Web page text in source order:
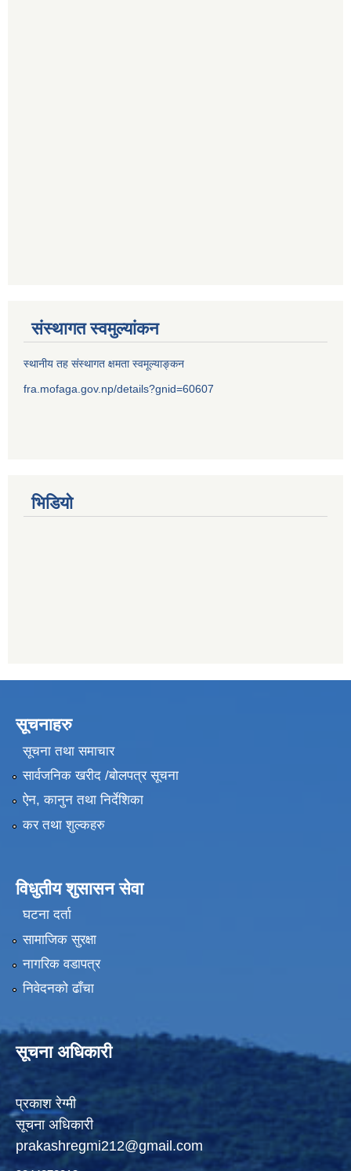
संस्थागत स्वमुल्यांकन
स्थानीय तह संस्थागत क्षमता स्वमूल्याङ्कन
fra.mofaga.gov.np/details?gnid=60607
भिडियो
सूचनाहरु
सूचना तथा समाचार
सार्वजनिक खरीद /बोलपत्र सूचना
ऐन, कानुन तथा निर्देशिका
कर तथा शुल्कहरु
विधुतीय शुसासन सेवा
घटना दर्ता
सामाजिक सुरक्षा
नागरिक वडापत्र
निवेदनको ढाँचा
सूचना अधिकारी
प्रकाश रेग्मी
सूचना अधिकारी
prakashregmi212@gmail.com